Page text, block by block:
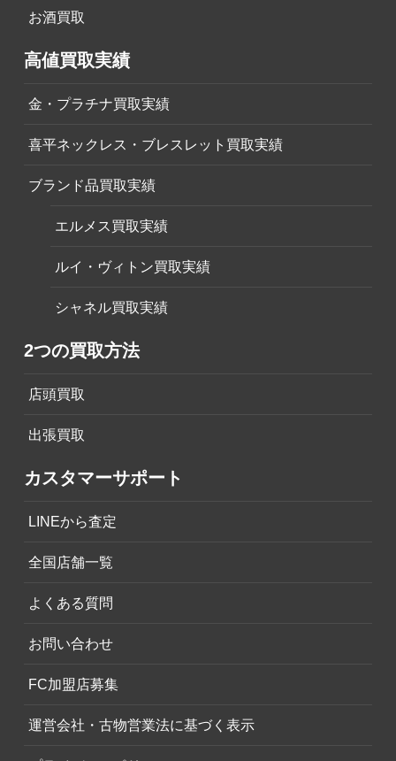
お酒買取
高値買取実績
金・プラチナ買取実績
喜平ネックレス・ブレスレット買取実績
ブランド品買取実績
エルメス買取実績
ルイ・ヴィトン買取実績
シャネル買取実績
2つの買取方法
店頭買取
出張買取
カスタマーサポート
LINEから査定
全国店舗一覧
よくある質問
お問い合わせ
FC加盟店募集
運営会社・古物営業法に基づく表示